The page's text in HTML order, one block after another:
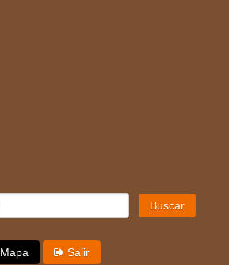
Buscar
Mapa Salir